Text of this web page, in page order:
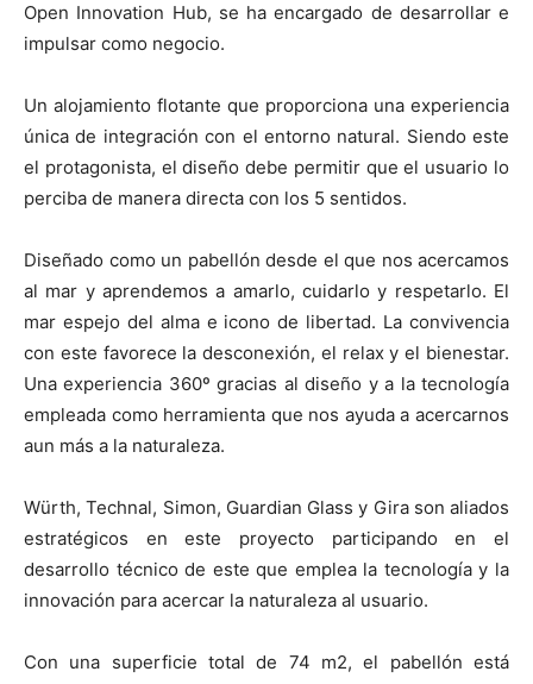
Open Innovation Hub, se ha encargado de desarrollar e
impulsar como negocio.
Un alojamiento flotante que proporciona una experiencia
única de integración con el entorno natural. Siendo este
el protagonista, el diseño debe permitir que el usuario lo
perciba de manera directa con los 5 sentidos.
Diseñado como un pabellón desde el que nos acercamos
al mar y aprendemos a amarlo, cuidarlo y respetarlo. El
mar espejo del alma e icono de libertad. La convivencia
con este favorece la desconexión, el relax y el bienestar.
Una experiencia 360º gracias al diseño y a la tecnología
empleada como herramienta que nos ayuda a acercarnos
aun más a la naturaleza.
Würth, Technal, Simon, Guardian Glass y Gira son aliados
estratégicos en este proyecto participando en el
desarrollo técnico de este que emplea la tecnología y la
innovación para acercar la naturaleza al usuario.
Con una superficie total de 74 m2, el pabellón está